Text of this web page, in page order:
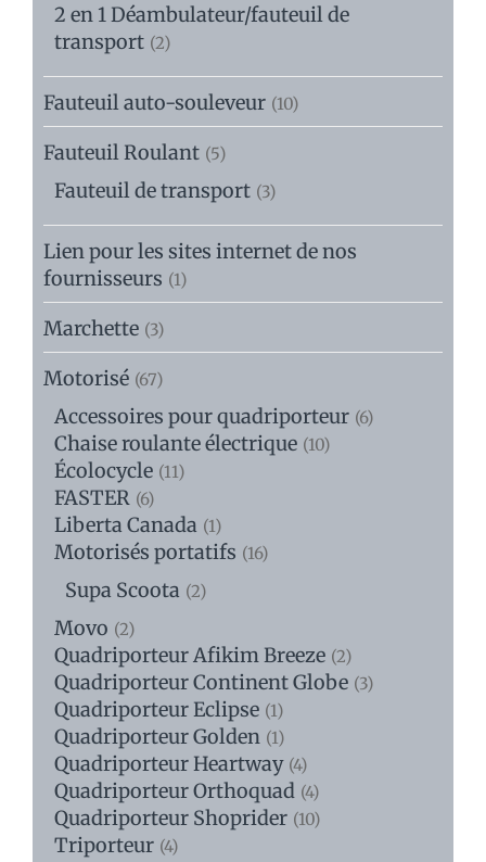
2 en 1 Déambulateur/fauteuil de
transport (2)
Fauteuil auto-souleveur (10)
Fauteuil Roulant (5)
Fauteuil de transport (3)
Lien pour les sites internet de nos
fournisseurs (1)
Marchette (3)
Motorisé (67)
Accessoires pour quadriporteur (6)
Chaise roulante électrique (10)
Écolocycle (11)
FASTER (6)
Liberta Canada (1)
Motorisés portatifs (16)
Supa Scoota (2)
Movo (2)
Quadriporteur Afikim Breeze (2)
Quadriporteur Continent Globe (3)
Quadriporteur Eclipse (1)
Quadriporteur Golden (1)
Quadriporteur Heartway (4)
Quadriporteur Orthoquad (4)
Quadriporteur Shoprider (10)
Triporteur (4)